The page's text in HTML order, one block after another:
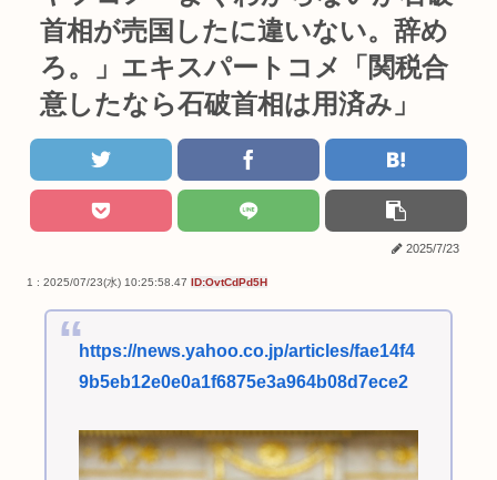
首相が売国したに違いない。辞め
ろ。」エキスパートコメ「関税合
意したなら石破首相は用済み」
2025/7/23
1 : 2025/07/23(水) 10:25:58.47 ID:OvtCdPd5H
https://news.yahoo.co.jp/articles/fae14f4
9b5eb12e0e0a1f6875e3a964b08d7ece2